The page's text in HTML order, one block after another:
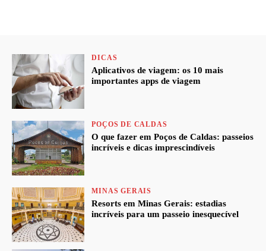
DICAS
Aplicativos de viagem: os 10 mais
importantes apps de viagem
POÇOS DE CALDAS
O que fazer em Poços de Caldas: passeios
incríveis e dicas imprescindíveis
MINAS GERAIS
Resorts em Minas Gerais: estadias
incríveis para um passeio inesquecível